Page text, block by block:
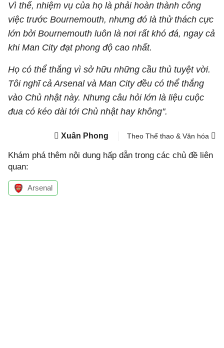
Vì thế, nhiệm vụ của họ là phải hoàn thành công
việc trước Bournemouth, nhưng đó là thử thách cực
lớn bởi Bournemouth luôn là nơi rất khó đá, ngay cả
khi Man City đạt phong độ cao nhất.
Họ có thể thắng vì sở hữu những cầu thủ tuyệt vời.
Tôi nghĩ cả Arsenal và Man City đều có thể thắng
vào Chủ nhật này. Nhưng câu hỏi lớn là liệu cuộc
đua có kéo dài tới Chủ nhật hay không".
Xuân Phong Theo Thể thao & Văn hóa
Khám phá thêm nội dung hấp dẫn trong các chủ đề liên
quan:
Arsenal